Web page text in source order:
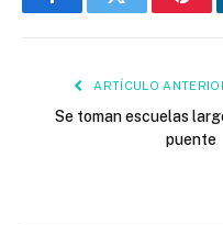
FacebookTwitter
ARTÍCULO
Se toman escuelas
puente